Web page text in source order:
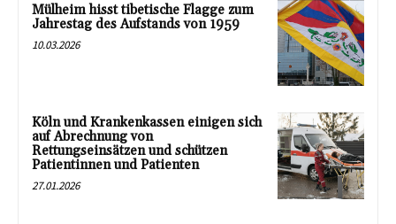
Mülheim hisst tibetische Flagge zum
Jahrestag des Aufstands von 1959
10.03.2026
Köln und Krankenkassen einigen sich
auf Abrechnung von
Rettungseinsätzen und schützen
Patientinnen und Patienten
27.01.2026